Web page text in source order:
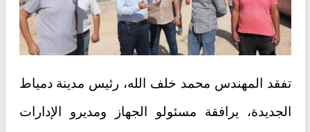
تفقد المهندس محمد خلف الله، رئيس مدينة دمياط
الجديدة، يرافقة مسئولو الجهاز ومديرو الإدارات